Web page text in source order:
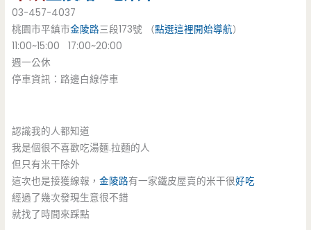
03-457-4037
桃園市平鎮市金陵路三段173號 （點選這裡開始導航）
11:00~15:00 17:00~20:00
週一公休
停車資訊：路邊白線停車
認識我的人都知道
我是個很不喜歡吃湯麵.拉麵的人
但只有米干除外
這次也是接獲線報，金陵路有一家鐵皮屋賣的米干很好吃
經過了幾次發現生意很不錯
就找了時間來踩點